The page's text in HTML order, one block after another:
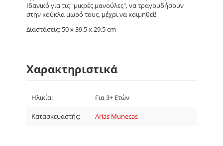
Ιδανικό για τις "μικρές μανούλες", να τραγουδήσουν
στην κούκλα μωρό τους, μέχρι να κοιμηθεί!
Διαστάσεις: 50 x 39.5 x 29.5 cm
Χαρακτηριστικά
Ηλικία: Για 3+ Ετών
Κατασκευαστής: Arias Munecas